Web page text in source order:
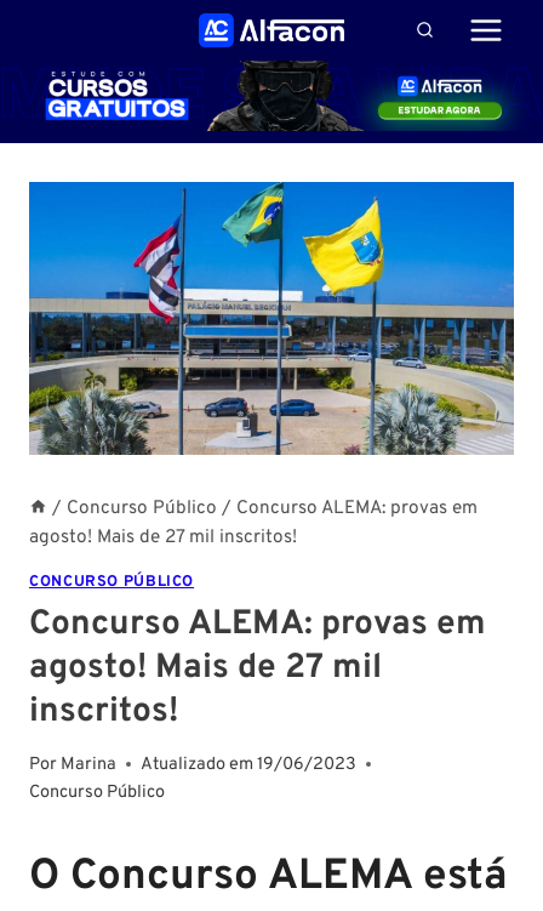
Conteúdo
/ Concurso Público / Concurso ALEMA: provas em
agosto! Mais de 27 mil inscritos!
CONCURSO PÚBLICO
Concurso ALEMA: provas em
agosto! Mais de 27 mil
inscritos!
Por Marina Atualizado em 19/06/2023
Concurso Público
O Concurso ALEMA está